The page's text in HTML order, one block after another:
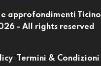
e approfondimenti Ticino
- All rights reserved
Termini & Condizioni